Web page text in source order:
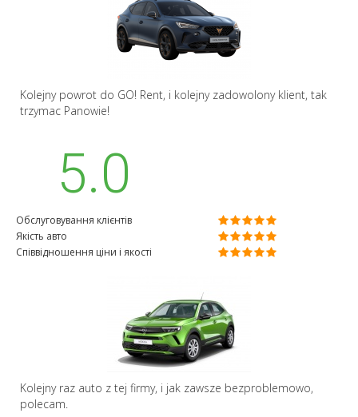
Kolejny powrot do GO! Rent, i kolejny zadowolony klient, tak
trzymac Panowie!
5.0
Обслуговування клієнтів
Якість авто
Співвідношення ціни і якості
Kolejny raz auto z tej firmy, i jak zawsze bezproblemowo,
polecam.